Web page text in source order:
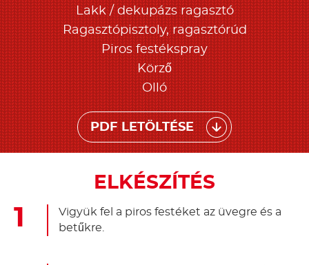
Lakk / dekupázs ragasztó
Ragasztópisztoly, ragasztórúd
Piros festékspray
Körző
Olló
PDF LETÖLTÉSE
ELKÉSZÍTÉS
Vigyük fel a piros festéket az üvegre és a
betűkre.